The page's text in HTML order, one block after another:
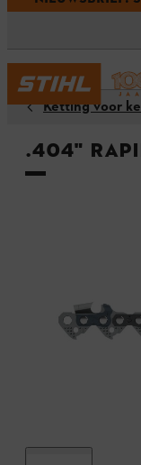
Ketting voor
.404"